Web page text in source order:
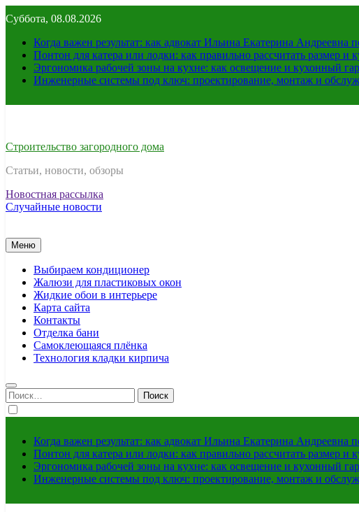
к
содержимому
Суббота, 08.08.2026
Когда важен результат: как адвокат Ильина Екатерина Андреевна
Понтон для катера или лодки: как правильно рассчитать размер и
Эргономика рабочей зоны на кухне: как освещение и кухонный
Инженерные системы под ключ: проектирование, монтаж и
Строительство загородного дома
Статьи, новости, обзоры
Новостная рассылка
Случайные новости
Меню
Выбираем кондиционер
Жалюзи для пластиковых окон
Жидкие обои в интерьере
Карта сайта
Контакты
Отделка бани
Самоклеющаяся плёнка
Технология кладки кирпича
Найти:
Когда важен результат: как адвокат Ильина Екатерина Андреевна
Понтон для катера или лодки: как правильно рассчитать размер и
Эргономика рабочей зоны на кухне: как освещение и кухонный
Инженерные системы под ключ: проектирование, монтаж и